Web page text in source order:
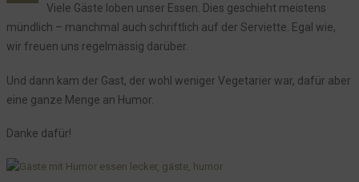
Viele Gäste loben unser Essen. Dies geschieht meistens
mündlich – manchmal auch schriftlich auf der Serviette. Egal wie,
wir freuen uns regelmässig darüber.
Und dann kam der Gast, der wohl weniger Vegetarier war, dafür aber
eine ganze Menge an Humor.
Danke dafür!
Stille Nacht, kalte Nacht. Wenn man zu dämlich ist...
Sehr merkwürdiges Fundstück
Es wird Zeit für unser Bistro - bevor ich platze
Sturmwarnung
Wenn der Junior der Kinderarbeit frönt
Immer im Sinne unserer Gäste - Early Checkin mal anders
Wenn man sich so garnicht beobachtet fühlt...